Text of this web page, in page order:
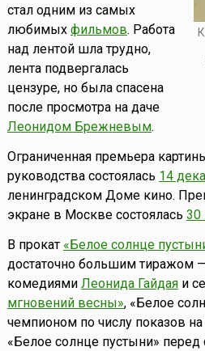
стал одним из самых
любимых фильмов. Работа
над лентой шла трудно,
лента подвергалась
цензуре, но была спасена
после просмотра на даче
Леонидом Брежневым.
Ограниченная премьера
руководства состоялась 14
ленинградском Доме кино.
экране в Москве состоялась 30
В прокат «Белое солнце
достаточно большим тиражом
комедиями Леонида Гайдаяи
мгновений весны», «Белое
чемпионом по числу показов
«Белое солнце пустыни» перед